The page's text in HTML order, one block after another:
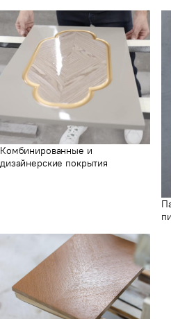
Комбинированные и
дизайнерские покрытия